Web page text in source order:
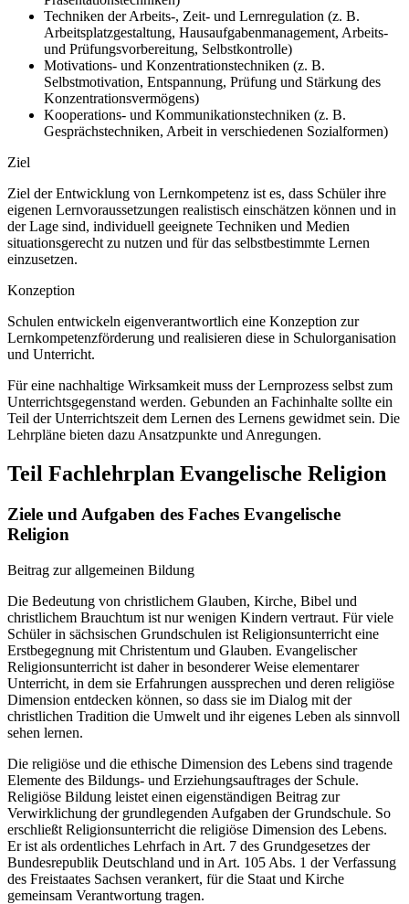
Techniken der Arbeits-, Zeit- und Lernregulation (z. B.
Arbeitsplatzgestaltung, Hausaufgabenmanagement, Arbeits-
und Prüfungsvorbereitung, Selbstkontrolle)
Motivations- und Konzentrationstechniken (z. B.
Selbstmotivation, Entspannung, Prüfung und Stärkung des
Konzentrationsvermögens)
Kooperations- und Kommunikationstechniken (z. B.
Gesprächstechniken, Arbeit in verschiedenen Sozialformen)
Ziel
Ziel der Entwicklung von Lernkompetenz ist es, dass Schüler ihre
eigenen Lernvoraussetzungen realistisch einschätzen können und in
der Lage sind, individuell geeignete Techniken und Medien
situationsgerecht zu nutzen und für das selbstbestimmte Lernen
einzusetzen.
Konzeption
Schulen entwickeln eigenverantwortlich eine Konzeption zur
Lernkompetenzförderung und realisieren diese in Schulorganisation
und Unterricht.
Für eine nachhaltige Wirksamkeit muss der Lernprozess selbst zum
Unterrichtsgegenstand werden. Gebunden an Fachinhalte sollte ein
Teil der Unterrichtszeit dem Lernen des Lernens gewidmet sein. Die
Lehrpläne bieten dazu Ansatzpunkte und Anregungen.
Teil Fachlehrplan Evangelische Religion
Ziele und Aufgaben des Faches Evangelische
Religion
Beitrag zur allgemeinen Bildung
Die Bedeutung von christlichem Glauben, Kirche, Bibel und
christlichem Brauchtum ist nur wenigen Kindern vertraut. Für viele
Schüler in sächsischen Grundschulen ist Religionsunterricht eine
Erstbegegnung mit Christentum und Glauben. Evangelischer
Religionsunterricht ist daher in besonderer Weise elementarer
Unterricht, in dem sie Erfahrungen aussprechen und deren religiöse
Dimension entdecken können, so dass sie im Dialog mit der
christlichen Tradition die Umwelt und ihr eigenes Leben als sinnvoll
sehen lernen.
Die religiöse und die ethische Dimension des Lebens sind tragende
Elemente des Bildungs- und Erziehungsauftrages der Schule.
Religiöse Bildung leistet einen eigenständigen Beitrag zur
Verwirklichung der grundlegenden Aufgaben der Grundschule. So
erschließt Religionsunterricht die religiöse Dimension des Lebens.
Er ist als ordentliches Lehrfach in Art. 7 des Grundgesetzes der
Bundesrepublik Deutschland und in Art. 105 Abs. 1 der Verfassung
des Freistaates Sachsen verankert, für die Staat und Kirche
gemeinsam Verantwortung tragen.